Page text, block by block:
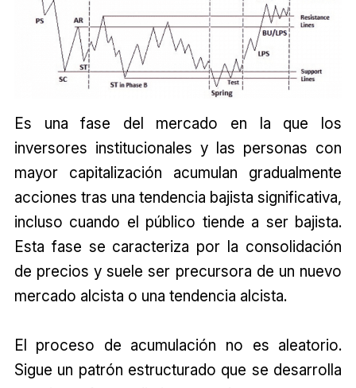
Es una fase del mercado en la que los
inversores institucionales y las personas con
mayor capitalización acumulan gradualmente
acciones tras una tendencia bajista significativa,
incluso cuando el público tiende a ser bajista.
Esta fase se caracteriza por la consolidación
de precios y suele ser precursora de un nuevo
mercado alcista o una tendencia alcista.
El proceso de acumulación no es aleatorio.
Sigue un patrón estructurado que se desarrolla